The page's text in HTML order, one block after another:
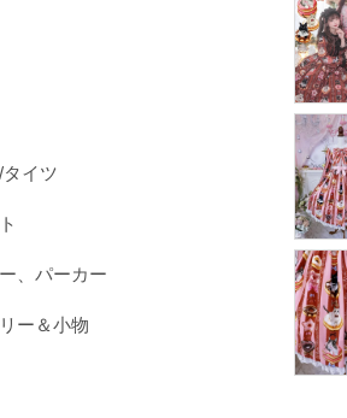
イツ
、パーカー
ー＆小物